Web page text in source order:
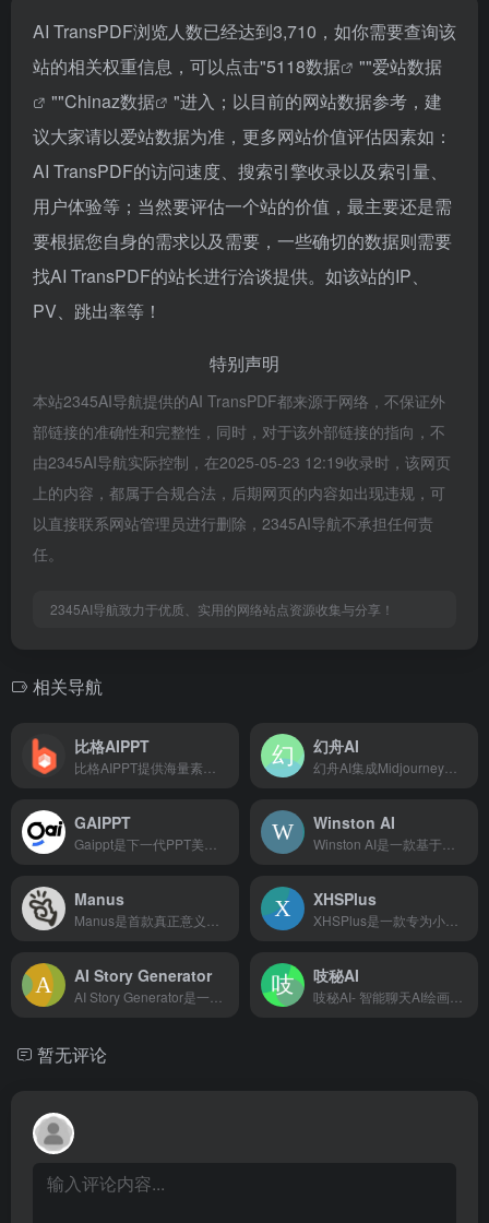
AI TransPDF浏览人数已经达到3,710，如你需要查询该
站的相关权重信息，可以点击"5118数据 ""爱站数据
""Chinaz数据
"进入；以目前的网站数据参考，建
议大家请以爱站数据为准，更多网站价值评估因素如：
AI TransPDF的访问速度、搜索引擎收录以及索引量、
用户体验等；当然要评估一个站的价值，最主要还是需
要根据您自身的需求以及需要，一些确切的数据则需要
找AI TransPDF的站长进行洽谈提供。如该站的IP、
PV、跳出率等！
特别声明
本站2345AI导航提供的AI TransPDF都来源于网络，不保证外
部链接的准确性和完整性，同时，对于该外部链接的指向，不
由2345AI导航实际控制，在2025-05-23 12:19收录时，该网页
上的内容，都属于合规合法，后期网页的内容如出现违规，可
以直接联系网站管理员进行删除，2345AI导航不承担任何责
任。
2345AI导航致力于优质、实用的网络站点资源收集与分享！
相关导航
比格AIPPT 幻舟AI
GAIPPT Winston AI
Manus XHSPlus
AI Story Generator 吱秘AI
暂无评论